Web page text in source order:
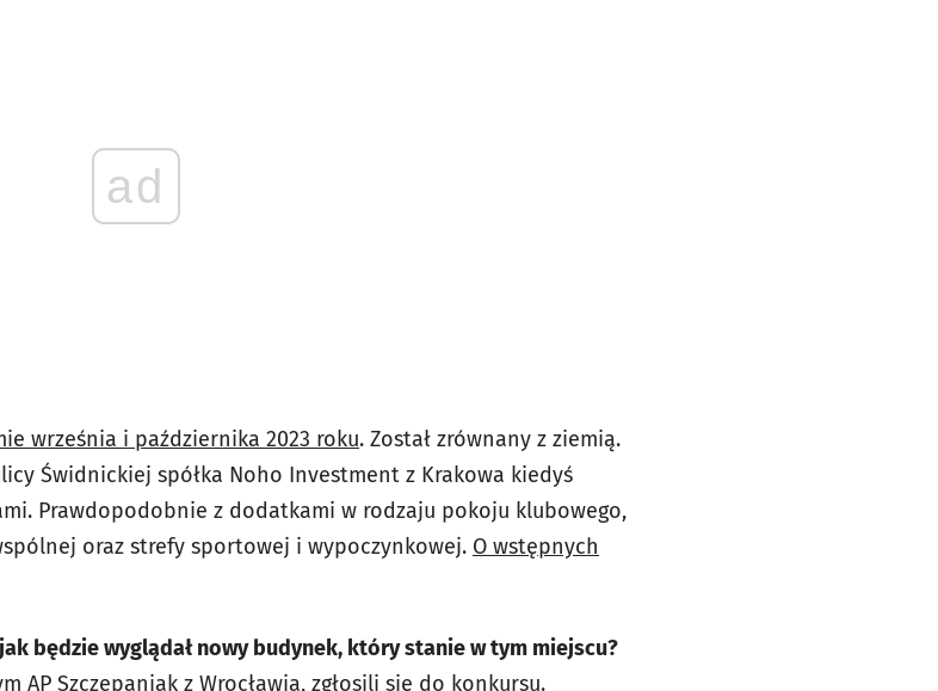
ad
września i października 2023 roku. Został zrównany z ziemią.
Świdnickiej spółka Noho Investment z Krakowa kiedyś
Prawdopodobnie z dodatkami w rodzaju pokoju klubowego,
oraz strefy sportowej i wypoczynkowej. O wstępnych
jak będzie wyglądał nowy budynek, który stanie w tym miejscu?
AP Szczepaniak z Wrocławia, zgłosili się do konkursu.